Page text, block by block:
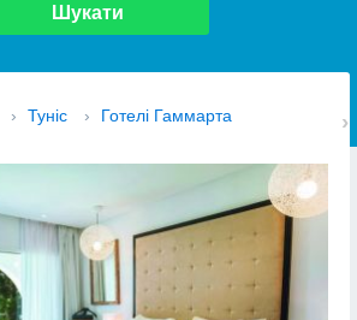
Шукати
› Туніс › Готелі Гаммарта